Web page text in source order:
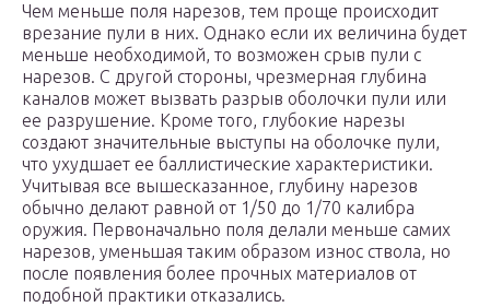
Чем меньше поля нарезов, тем проще происходит
врезание пули в них. Однако если их величина будет
меньше необходимой, то возможен срыв пули с
нарезов. С другой стороны, чрезмерная глубина
каналов может вызвать разрыв оболочки пули или
ее разрушение. Кроме того, глубокие нарезы
создают значительные выступы на оболочке пули,
что ухудшает ее баллистические характеристики.
Учитывая все вышесказанное, глубину нарезов
обычно делают равной от 1/50 до 1/70 калибра
оружия. Первоначально поля делали меньше самих
нарезов, уменьшая таким образом износ ствола, но
после появления более прочных материалов от
подобной практики отказались.